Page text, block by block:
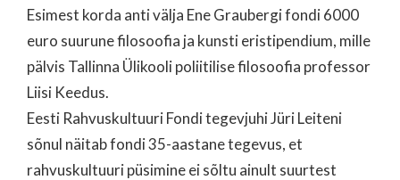
Esimest korda anti välja Ene Graubergi fondi 6000
euro suurune filosoofia ja kunsti eristipendium, mille
pälvis Tallinna Ülikooli poliitilise filosoofia professor
Liisi Keedus.
Eesti Rahvuskultuuri Fondi tegevjuhi Jüri Leiteni
sõnul näitab fondi 35-aastane tegevus, et
rahvuskultuuri püsimine ei sõltu ainult suurtest